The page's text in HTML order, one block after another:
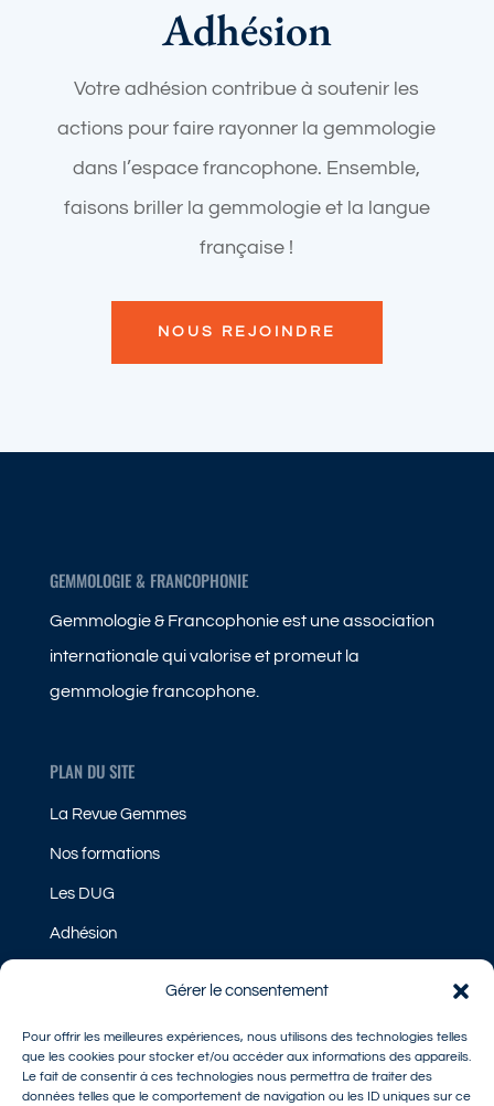
Gérer le consentement
Pour offrir les meilleures expériences, nous utilisons des technologies telles
que les cookies pour stocker et/ou accéder aux informations des appareils.
Le fait de consentir à ces technologies nous permettra de traiter des
données telles que le comportement de navigation ou les ID uniques sur ce
Adhésion
Votre adhésion contribue à soutenir les
actions pour faire rayonner la gemmologie
dans l’espace francophone. Ensemble,
faisons briller la gemmologie et la langue
française !
NOUS REJOINDRE
GEMMOLOGIE & FRANCOPHONIE
Gemmologie & Francophonie est une association
internationale qui valorise et promeut la
gemmologie francophone.
PLAN DU SITE
La Revue Gemmes
Nos formations
Les DUG
Adhésion
Mentions légales
Politique de Cookies